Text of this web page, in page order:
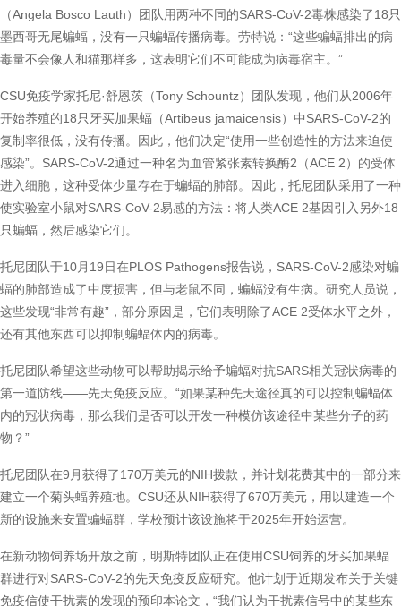
（Angela Bosco Lauth）团队用两种不同的SARS-CoV-2毒株感染了18只
墨西哥无尾蝙蝠，没有一只蝙蝠传播病毒。劳特说：“这些蝙蝠排出的病
毒量不会像人和猫那样多，这表明它们不可能成为病毒宿主。”
CSU免疫学家托尼·舒恩茨（Tony Schountz）团队发现，他们从2006年
开始养殖的18只牙买加果蝠（Artibeus jamaicensis）中SARS-CoV-2的
复制率很低，没有传播。因此，他们决定“使用一些创造性的方法来迫使
感染”。SARS-CoV-2通过一种名为血管紧张素转换酶2（ACE 2）的受体
进入细胞，这种受体少量存在于蝙蝠的肺部。因此，托尼团队采用了一种
使实验室小鼠对SARS-CoV-2易感的方法：将人类ACE 2基因引入另外18
只蝙蝠，然后感染它们。
托尼团队于10月19日在PLOS Pathogens报告说，SARS-CoV-2感染对蝙
蝠的肺部造成了中度损害，但与老鼠不同，蝙蝠没有生病。研究人员说，
这些发现“非常有趣”，部分原因是，它们表明除了ACE 2受体水平之外，
还有其他东西可以抑制蝙蝠体内的病毒。
托尼团队希望这些动物可以帮助揭示给予蝙蝠对抗SARS相关冠状病毒的
第一道防线——先天免疫反应。“如果某种先天途径真的可以控制蝙蝠体
内的冠状病毒，那么我们是否可以开发一种模仿该途径中某些分子的药
物？”
托尼团队在9月获得了170万美元的NIH拨款，并计划花费其中的一部分来
建立一个菊头蝠养殖地。CSU还从NIH获得了670万美元，用以建造一个
新的设施来安置蝙蝠群，学校预计该设施将于2025年开始运营。
在新动物饲养场开放之前，明斯特团队正在使用CSU饲养的牙买加果蝠
群进行对SARS-CoV-2的先天免疫反应研究。他计划于近期发布关于关键
免疫信使干扰素的发现的预印本论文，“我们认为干扰素信号中的某些东